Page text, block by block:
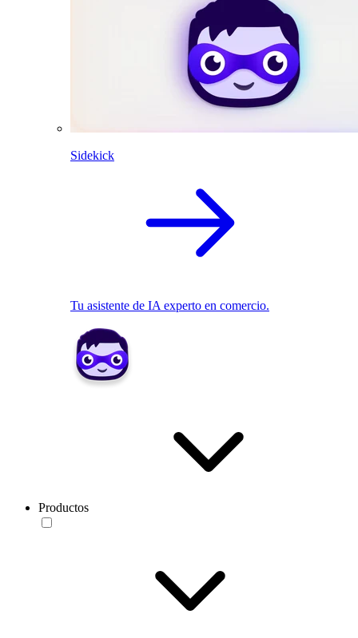
Sidekick
Tu asistente de IA experto en comercio.
Productos